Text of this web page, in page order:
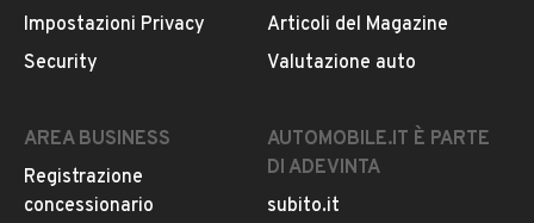
Impostazioni Privacy
Security
Articoli del Magazine
Valutazione auto
AREA BUSINESS
Registrazione
concessionario
AUTOMOBILE.IT È PARTE
DI ADEVINTA
subito.it